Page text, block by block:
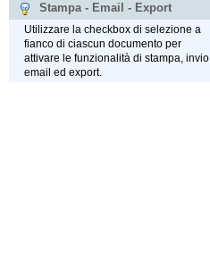
Stampa - Email - Export
Utilizzare la checkbox di selezione a
fianco di ciascun documento per
attivare le funzionalità di stampa, invio
email ed export.